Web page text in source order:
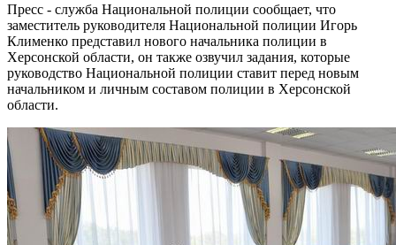
Пресс - служба Национальной полиции сообщает, что
заместитель руководителя Национальной полиции Игорь
Клименко представил нового начальника полиции в
Херсонской области, он также озвучил задания, которые
руководство Национальной полиции ставит перед новым
начальником и личным составом полиции в Херсонской
области.